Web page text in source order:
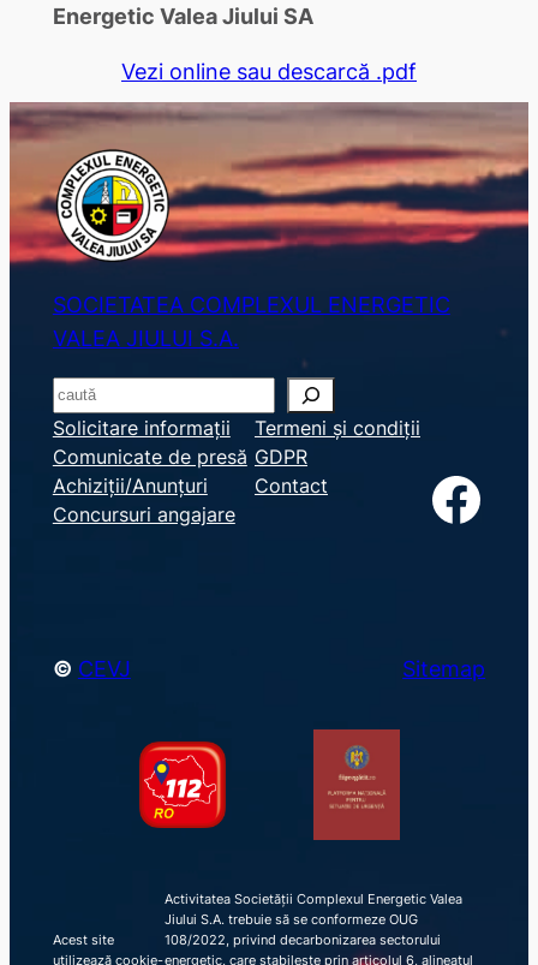
Energetic Valea Jiului SA
Vezi online sau descarcă .pdf
SOCIETATEA COMPLEXUL ENERGETIC
VALEA JIULUI S.A.
S
e
a
r
c
Solicitare informații
Comunicate de presă
Achiziții/Anunțuri
Concursuri angajare
Termeni și condiții
GDPR
Contact
Facebook
© CEVJ Sitemap
Acest site
utilizează cookie-
Activitatea Societății Complexul Energetic Valea
Jiului S.A. trebuie să se conformeze OUG
108/2022, privind decarbonizarea sectorului
energetic, care stabilește prin articolul 6, alineatul